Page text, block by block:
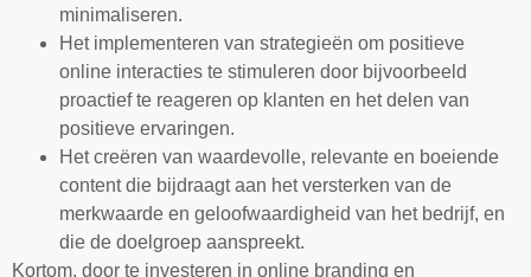
minimaliseren.
Het implementeren van strategieën om positieve
online interacties te stimuleren door bijvoorbeeld
proactief te reageren op klanten en het delen van
positieve ervaringen.
Het creëren van waardevolle, relevante en boeiende
content die bijdraagt aan het versterken van de
merkwaarde en geloofwaardigheid van het bedrijf, en
die de doelgroep aanspreekt.
Kortom, door te investeren in online branding en